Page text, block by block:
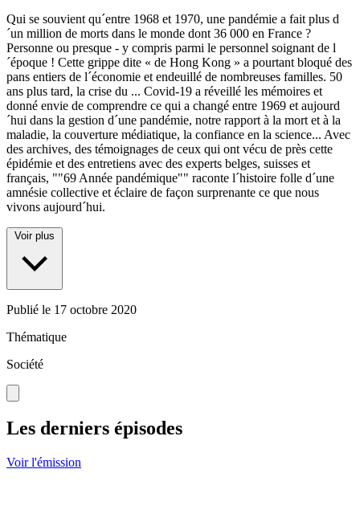
Qui se souvient qu´entre 1968 et 1970, une pandémie a fait plus d
´un million de morts dans le monde dont 36 000 en France ?
Personne ou presque - y compris parmi le personnel soignant de l
´époque ! Cette grippe dite « de Hong Kong » a pourtant bloqué des
pans entiers de l´économie et endeuillé de nombreuses familles. 50
ans plus tard, la crise du ... Covid-19 a réveillé les mémoires et
donné envie de comprendre ce qui a changé entre 1969 et aujourd
´hui dans la gestion d´une pandémie, notre rapport à la mort et à la
maladie, la couverture médiatique, la confiance en la science... Avec
des archives, des témoignages de ceux qui ont vécu de près cette
épidémie et des entretiens avec des experts belges, suisses et
français, ""69 Année pandémique"" raconte l´histoire folle d´une
amnésie collective et éclaire de façon surprenante ce que nous
vivons aujourd´hui.
Voir plus
Publié le 17 octobre 2020
Thématique
Société
Les derniers épisodes
Voir l'émission